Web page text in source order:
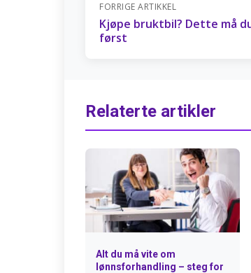
FORRIGE ARTIKKEL
Kjøpe bruktbil? Dette må
først
Relaterte artikler
Alt du må vite om
lønnsforhandling – steg for